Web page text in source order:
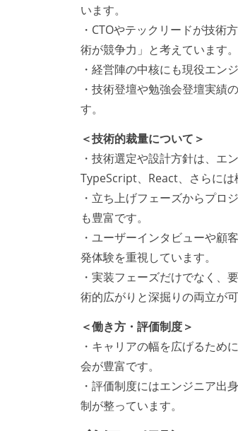
います。
・CTOやテックリードが技術
術が競争力」と考えています。
・経営陣の中核にも現役エン
・技術登壇や勉強会登壇実績
す。
＜技術的裁量について＞
・技術選定や設計方針は、エ
TypeScript、React、さらには
・立ち上げフェーズからプロ
も豊富です。
・ユーザーインタビューや顧
発体験を重視しています。
・実装フェーズだけでなく、
術的広がりと深掘りの両立が可
＜働き方・評価制度＞
・キャリアの幅を広げるため
会が豊富です。
・評価制度にはエンジニア出
制が整っています。